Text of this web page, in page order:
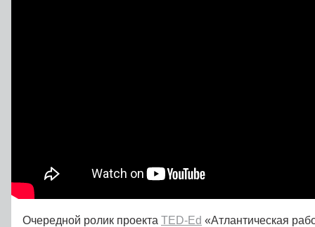
Очередной ролик проекта TED-Ed «Атлантическая